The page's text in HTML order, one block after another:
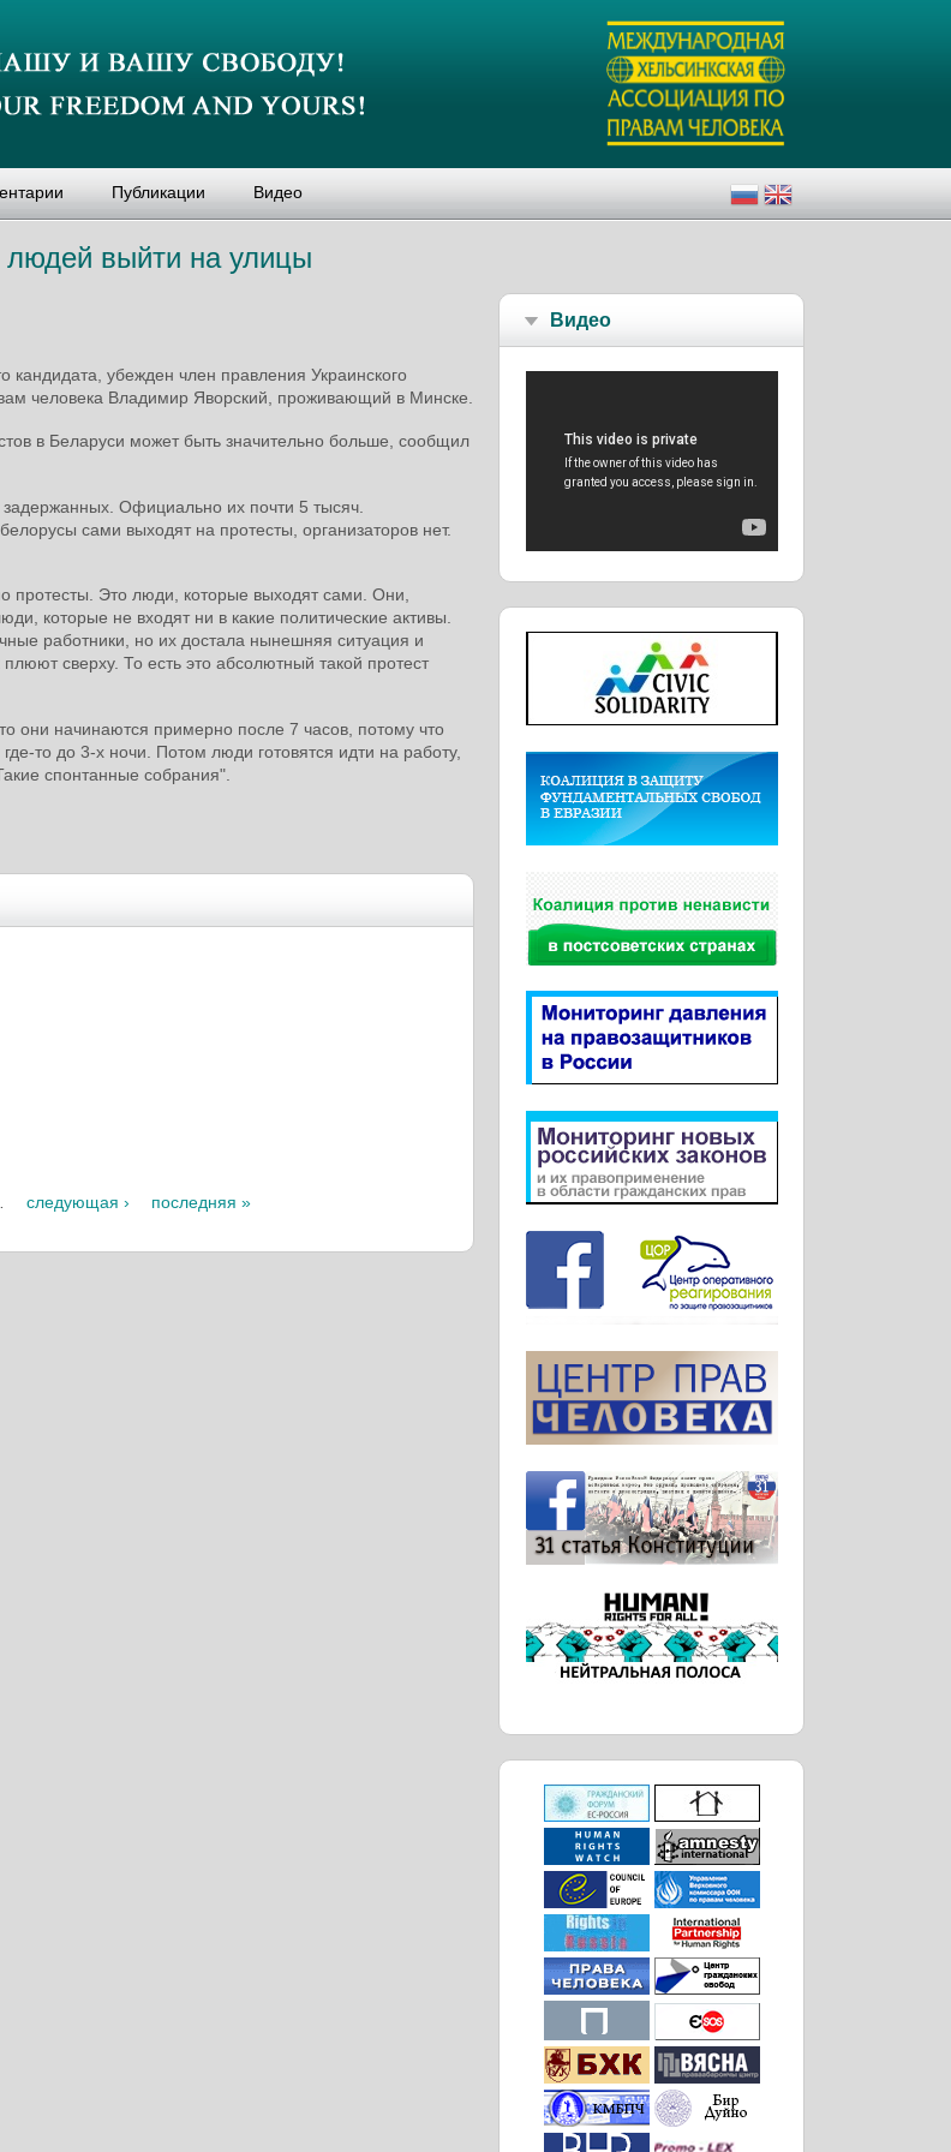
Публикации Видео
людей выйти на улицы
кандидата, убежден член правления Украинского
человека Владимир Яворский, проживающий в Минске.
в Беларуси может быть значительно больше, сообщил
Официально их почти 5 тысяч.
сами выходят на протесты, организаторов нет.
протесты. Это люди, которые выходят сами. Они,
которые не входят ни в какие политические активы.
работники, но их достала нынешняя ситуация и
сверху. То есть это абсолютный такой протест
они начинаются примерно после 7 часов, потому что
то до 3-х ночи. Потом люди готовятся идти на работу,
спонтанные собрания".
следующая › последняя »
Видео